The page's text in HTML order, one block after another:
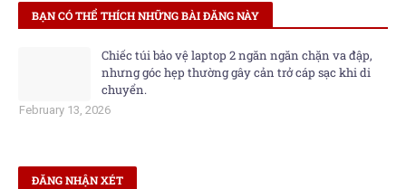
BẠN CÓ THỂ THÍCH NHỮNG BÀI ĐĂNG NÀY
Chiếc túi bảo vệ laptop 2 ngăn ngăn chặn va đập,
nhưng góc hẹp thường gây cản trở cáp sạc khi di
chuyển.
February 13, 2026
ĐĂNG NHẬN XÉT